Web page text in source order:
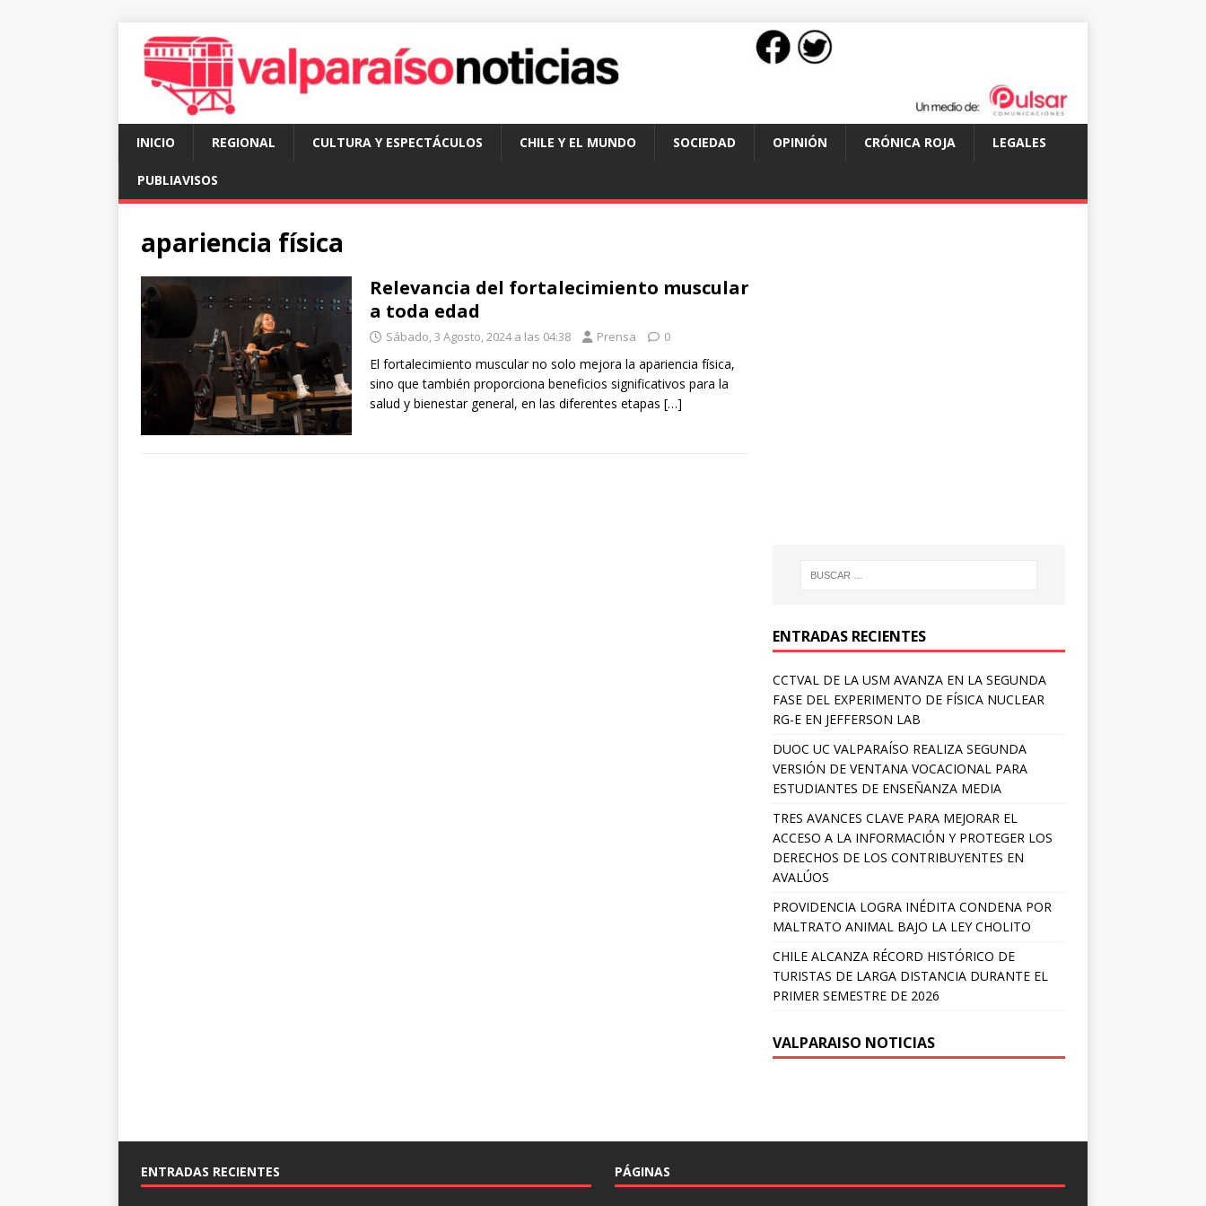
INICIO REGIONAL CULTURA Y ESPECTÁCULOS CHILE Y EL MUNDO SOCIEDAD OPINIÓN CRÓNICA ROJA LEGALES
PUBLIAVISOS
apariencia física
Relevancia del fortalecimiento muscular
a toda edad
Sábado, 3 Agosto, 2024 a las 04:38 Prensa 0
El fortalecimiento muscular no solo mejora la apariencia física,
sino que también proporciona beneficios significativos para la
salud y bienestar general, en las diferentes etapas […]
ENTRADAS RECIENTES
CCTVAL DE LA USM AVANZA EN LA SEGUNDA
FASE DEL EXPERIMENTO DE FÍSICA NUCLEAR
RG-E EN JEFFERSON LAB
DUOC UC VALPARAÍSO REALIZA SEGUNDA
VERSIÓN DE VENTANA VOCACIONAL PARA
ESTUDIANTES DE ENSEÑANZA MEDIA
TRES AVANCES CLAVE PARA MEJORAR EL
ACCESO A LA INFORMACIÓN Y PROTEGER LOS
DERECHOS DE LOS CONTRIBUYENTES EN
AVALÚOS
PROVIDENCIA LOGRA INÉDITA CONDENA POR
MALTRATO ANIMAL BAJO LA LEY CHOLITO
CHILE ALCANZA RÉCORD HISTÓRICO DE
TURISTAS DE LARGA DISTANCIA DURANTE EL
PRIMER SEMESTRE DE 2026
VALPARAISO NOTICIAS
ENTRADAS RECIENTES PÁGINAS